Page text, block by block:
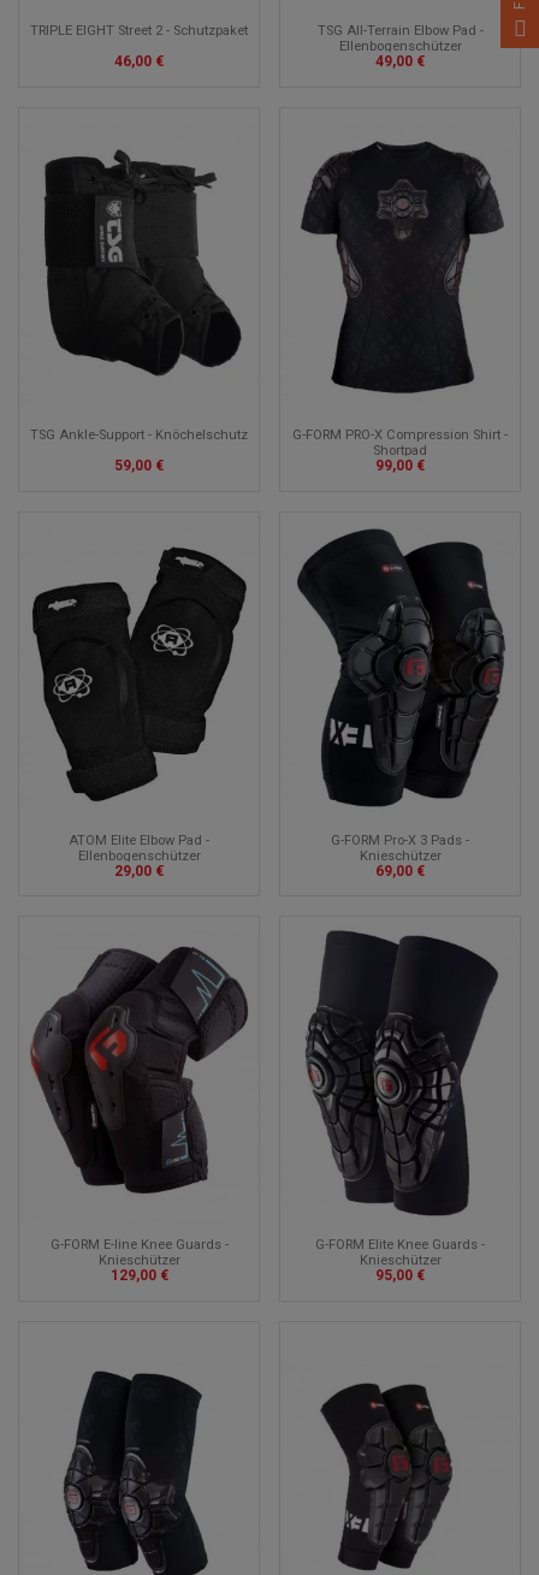
TRIPLE EIGHT Street 2 - Schutzpaket
46,00 €
TSG All-Terrain Elbow Pad -
Ellenbogenschützer
49,00 €
TSG Ankle-Support - Knöchelschutz
59,00 €
G-FORM PRO-X Compression Shirt -
Shortpad
99,00 €
ATOM Elite Elbow Pad -
Ellenbogenschützer
29,00 €
G-FORM Pro-X 3 Pads -
Knieschützer
69,00 €
G-FORM E-line Knee Guards -
Knieschützer
129,00 €
G-FORM Elite Knee Guards -
Knieschützer
95,00 €